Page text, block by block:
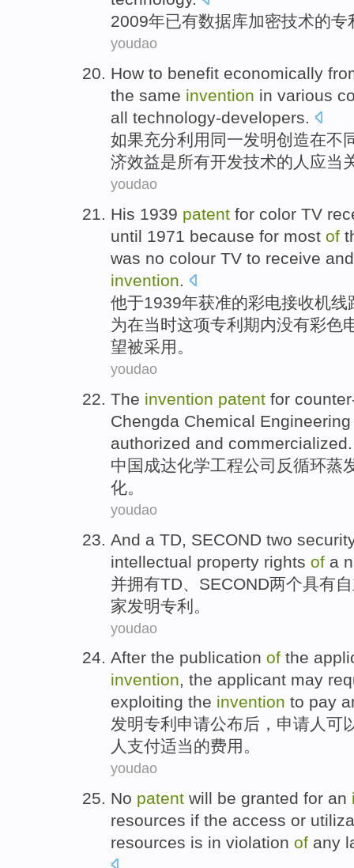
2009年已有数据库加密技术的专
youdao
How to benefit economically
the same invention in various
all technology-developers.
如果充分利用 同一发明创造在不
济效益是所有开发技术的人应当
youdao
His 1939 patent for color TV
until 1971 because for most of
was no colour TV to receive
invention.
他于1939年获准的彩电接收机线
为在当时这项专利期内没有彩色
望被采用。
youdao
The invention patent for
Chengda Chemical Engineering
authorized and commercialized.
中国 成达化学工程公司 反循环蒸
化。
youdao
And a TD SECOND two
intellectual property rights of a
并拥有TD SECOND两个具有
家发明专利。
youdao
After the publication of the
invention, the applicant may
exploiting the invention to pay
发明专利申请公布后 ， 申请人 可
人 支付适当的费用 。
youdao
No patent will be granted for an
resources if the access or
resources is in violation of any